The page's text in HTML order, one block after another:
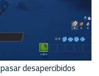
desapercibidos